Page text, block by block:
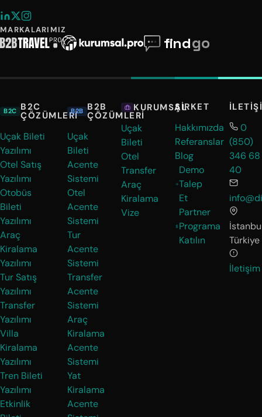
MARKALARIMIZ
B2C B2C
ÇÖZÜMLERI
Uçak Bileti
Yazılımı
Otel Satış
Yazılımı
Otobüs
Bileti
Yazılımı
Araç
Kiralama
Yazılımı
Tur Satış
Yazılımı
Transfer
Yazılımı
Villa
Kiralama
Yazılımı
Tren Bileti
Yazılımı
Etkinlik
B2B B2B
ÇÖZÜMLERI
Uçak
Bileti
Acente
Sistemi
Otel
Acente
Sistemi
Tur
Acente
Sistemi
Transfer
Acente
Sistemi
Araç
Kiralama
Acente
Sistemi
Yat
Kiralama
Acente
KURUMSAL
Uçak
Bileti
Otel
Transfer
Araç
Kiralama
Vize
ŞIRKET
Hakkımızda
Referanslar
Blog
Demo
Talep
Et
Partner
Programa
Katılın
0
(850)
346 68
40
Türkiye
İletişim